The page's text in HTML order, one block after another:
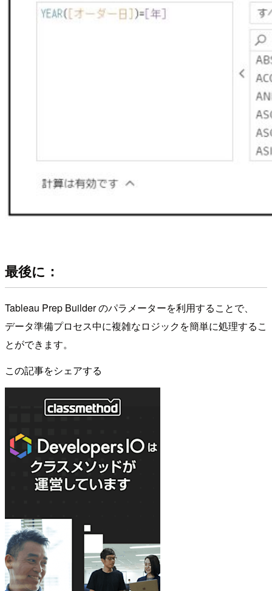
最後に：
Tableau Prep Builder のパラメーターを利用することで、
データ準備プロセス中に複雑なロジックを簡単に処理するこ
とができます。
この記事をシェアする